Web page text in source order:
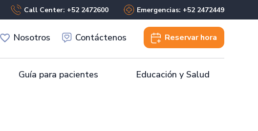
Call Center: +52 2472600 Emergencias: +52 2472449
Nosotros Contáctenos Reservar hora
Guía para pacientes Educación y Salud